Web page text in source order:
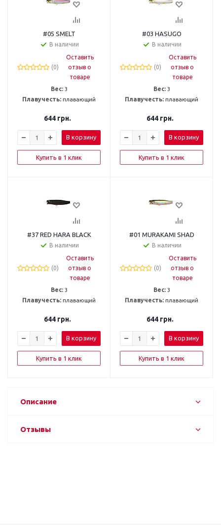
#05 SMELT
В наличии
(0)
Оставить
отзыв о
товаре
Вес: 3
Плавучесть: плавающий
644грн.
В корзину
Купить в 1 клик
#03 HASUGO
В наличии
(0)
Оставить
отзыв о
товаре
Вес: 3
Плавучесть: плавающий
644грн.
В корзину
Купить в 1 клик
#37 RED HARA BLACK
В наличии
(0)
Оставить
отзыв о
товаре
Вес: 3
Плавучесть: плавающий
644грн.
В корзину
Купить в 1 клик
#01 MURAKAMI SHAD
В наличии
(0)
Оставить
отзыв о
товаре
Вес: 3
Плавучесть: плавающий
644грн.
В корзину
Купить в 1 клик
Описание
Отзывы